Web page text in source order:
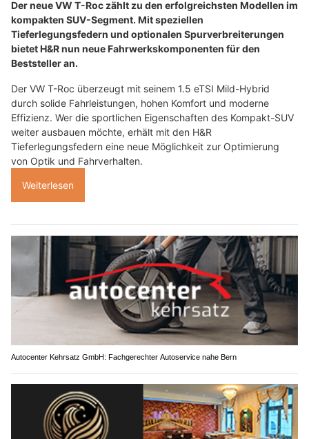
Der neue VW T-Roc zählt zu den erfolgreichsten Modellen im
kompakten SUV-Segment. Mit speziellen
Tieferlegungsfedern und optionalen Spurverbreiterungen
bietet H&R nun neue Fahrwerkskomponenten für den
Beststeller an.
Der VW T-Roc überzeugt mit seinem 1.5 eTSI Mild-Hybrid
durch solide Fahrleistungen, hohen Komfort und moderne
Effizienz. Wer die sportlichen Eigenschaften des Kompakt-SUV
weiter ausbauen möchte, erhält mit den H&R
Tieferlegungsfedern eine neue Möglichkeit zur Optimierung
von Optik und Fahrverhalten.
Weiterlesen
Autocenter Kehrsatz GmbH: Fachgerechter Autoservice nahe Bern